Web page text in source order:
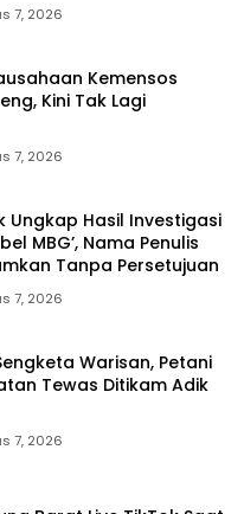
7, 2026
Kemensos
Kini Tak Lagi
7, 2026
Ungkap Hasil Investigasi
MBG’, Nama Penulis
Tanpa Persetujuan
7, 2026
Warisan, Petani
Tewas Ditikam Adik
7, 2026